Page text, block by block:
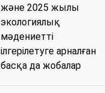
және 2025 жылы
экологиялық
мәдениетті
ілгерілетуге арналған
басқа да жобалар